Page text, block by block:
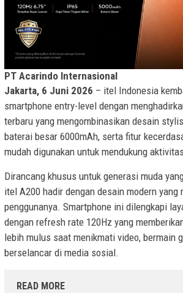
PT Acarindo Internasional
Jakarta, 6 Juni 2026 – itel Indonesia
smartphone entry-level dengan
terbaru yang mengombinasikan desain
baterai besar 6000mAh, serta fitur
mudah digunakan untuk mendukung
Dirancang khusus untuk generasi muda
itel A200 hadir dengan desain modern yang
penggunanya. Smartphone ini dilengkapi
dengan refresh rate 120Hz yang
lebih mulus saat menikmati video, bermain
berselancar di media sosial.
READ MORE